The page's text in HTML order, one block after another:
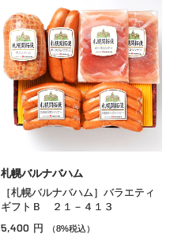
札幌バルナバハム
［札幌バルナバハム］バラエティ
ギフトＢ ２１－４１３
5,400 円 （8%税込）